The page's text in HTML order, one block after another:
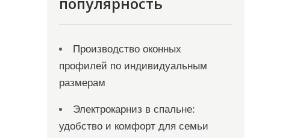
Производство оконных
профилей по индивидуальным
размерам
Электрокарниз в спальне:
удобство и комфорт для семьи